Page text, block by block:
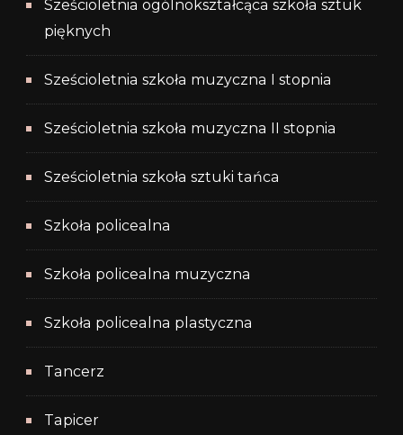
Sześcioletnia ogólnokształcąca szkoła sztuk
pięknych
Sześcioletnia szkoła muzyczna I stopnia
Sześcioletnia szkoła muzyczna II stopnia
Sześcioletnia szkoła sztuki tańca
Szkoła policealna
Szkoła policealna muzyczna
Szkoła policealna plastyczna
Tancerz
Tapicer